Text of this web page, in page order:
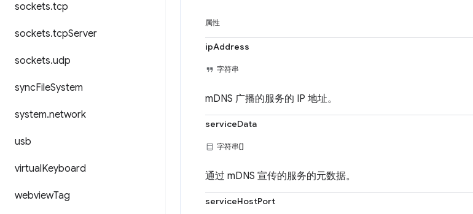
sockets.tcp
sockets.tcpServer
sockets.udp
syncFileSystem
system.network
usb
virtualKeyboard
webviewTag
属性
ipAddress
字符串
mDNS 广播的服务的 IP 地址。
serviceData
字符串[]
通过 mDNS 宣传的服务的元数据。
serviceHostPort